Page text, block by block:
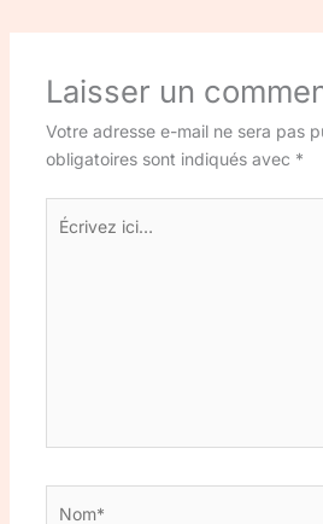
Laisser un
Votre adresse e-mail ne sera pas
obligatoires sont indiqués avec *
ici…